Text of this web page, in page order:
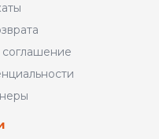
соглашение